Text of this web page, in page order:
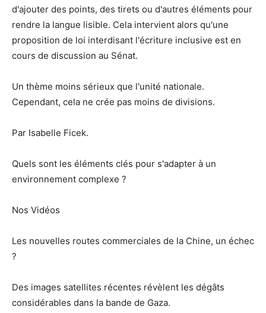
d'ajouter des points, des tirets ou d'autres éléments pour
rendre la langue lisible. Cela intervient alors qu'une
proposition de loi interdisant l'écriture inclusive est en
cours de discussion au Sénat.
Un thème moins sérieux que l'unité nationale.
Cependant, cela ne crée pas moins de divisions.
Par Isabelle Ficek.
Quels sont les éléments clés pour s'adapter à un
environnement complexe ?
Nos Vidéos
Les nouvelles routes commerciales de la Chine, un échec
?
Des images satellites récentes révèlent les dégâts
considérables dans la bande de Gaza.